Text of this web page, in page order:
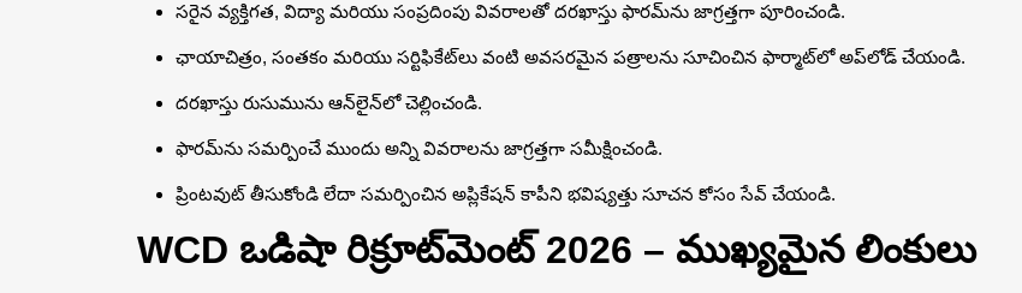
సరైన వ్యక్తిగత, విద్యా మరియు సంప్రదింపు వివరాలతో దరఖాస్తు ఫారమ్‌ను జాగ్రత్తగా పూరించండి.
ఛాయాచిత్రం, సంతకం మరియు సర్టిఫికేట్‌లు వంటి అవసరమైన పత్రాలను సూచించిన ఫార్మాట్‌లో అప్‌లోడ్ చేయండి.
దరఖాస్తు రుసుమును ఆన్‌లైన్‌లో చెల్లించండి.
ఫారమ్‌ను సమర్పించే ముందు అన్ని వివరాలను జాగ్రత్తగా సమీక్షించండి.
ప్రింటవుట్ తీసుకోండి లేదా సమర్పించిన అప్లికేషన్ కాపీని భవిష్యత్తు సూచన కోసం సేవ్ చేయండి.
WCD ఒడిషా రిక్రూట్‌మెంట్ 2026 – ముఖ్యమైన లింకులు